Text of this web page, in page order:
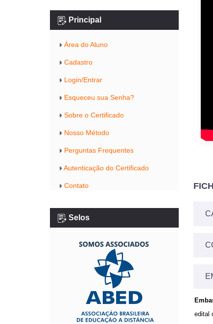
Principal
Área do Aluno
Cadastro
Login/Entrar
Esqueceu sua Senha?
Sobre o Certificado
Nosso Método
Perguntas Frequentes
Autenticação do Certificado
Contato
Selos
edital